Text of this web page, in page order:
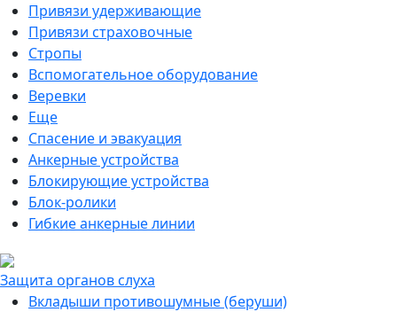
Привязи удерживающие
Привязи страховочные
Стропы
Вспомогательное оборудование
Веревки
Еще
Спасение и эвакуация
Анкерные устройства
Блокирующие устройства
Блок-ролики
Гибкие анкерные линии
Защита органов слуха
Вкладыши противошумные (беруши)